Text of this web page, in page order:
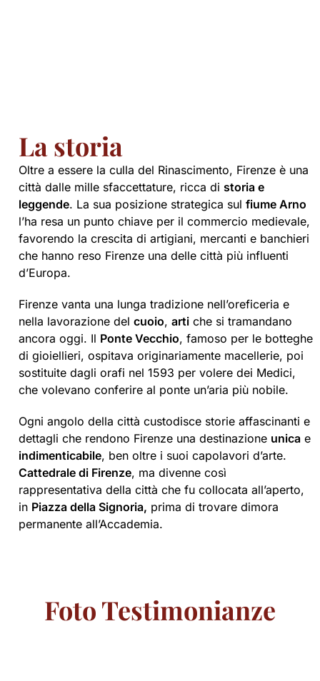
La storia
Oltre a essere la culla del Rinascimento, Firenze è una
città dalle mille sfaccettature, ricca di storia e
leggende. La sua posizione strategica sul fiume Arno
l’ha resa un punto chiave per il commercio medievale,
favorendo la crescita di artigiani, mercanti e banchieri
che hanno reso Firenze una delle città più influenti
d’Europa.
Firenze vanta una lunga tradizione nell’oreficeria e
nella lavorazione del cuoio, arti che si tramandano
ancora oggi. Il Ponte Vecchio, famoso per le botteghe
di gioiellieri, ospitava originariamente macellerie, poi
sostituite dagli orafi nel 1593 per volere dei Medici,
che volevano conferire al ponte un’aria più nobile.
Ogni angolo della città custodisce storie affascinanti e
dettagli che rendono Firenze una destinazione unica e
indimenticabile, ben oltre i suoi capolavori d’arte.
Cattedrale di Firenze, ma divenne così
rappresentativa della città che fu collocata all’aperto,
in Piazza della Signoria, prima di trovare dimora
permanente all’Accademia.
Foto Testimonianze